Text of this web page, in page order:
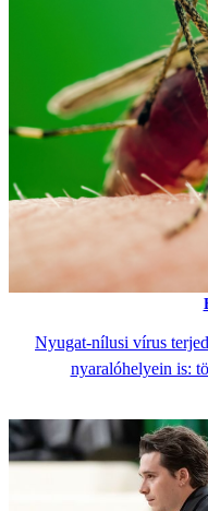
Nyugat-nílusi vírus
nyaralóhelyein is: